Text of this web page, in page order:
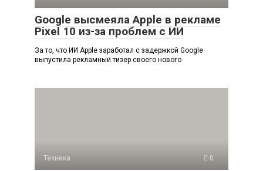
Google высмеяла Apple в рекламе
Pixel 10 из-за проблем с ИИ
За то, что ИИ Apple заработал с задержкой Google
выпустила рекламный тизер своего нового
Техника 0